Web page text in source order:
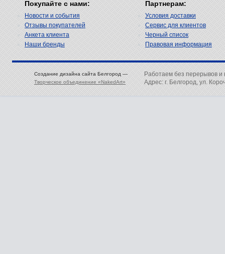
Покупайте с нами:
Новости и события
Отзывы покупателей
Анкета клиента
Наши бренды
Партнерам:
Условия доставки
Сервис для клиентов
Черный список
Правовая информация
Создание дизайна сайта Белгород —
Творческое объединение «NakedArt»
Работаем без перерывов и
Адрес: г. Белгород, ул.